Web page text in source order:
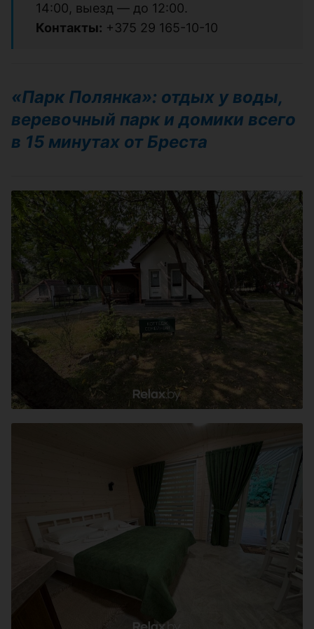
14:00, выезд — до 12:00.
Контакты: +375 29 165-10-10
«Парк Полянка»: отдых у воды,
веревочный парк и домики всего
в 15 минутах от Бреста